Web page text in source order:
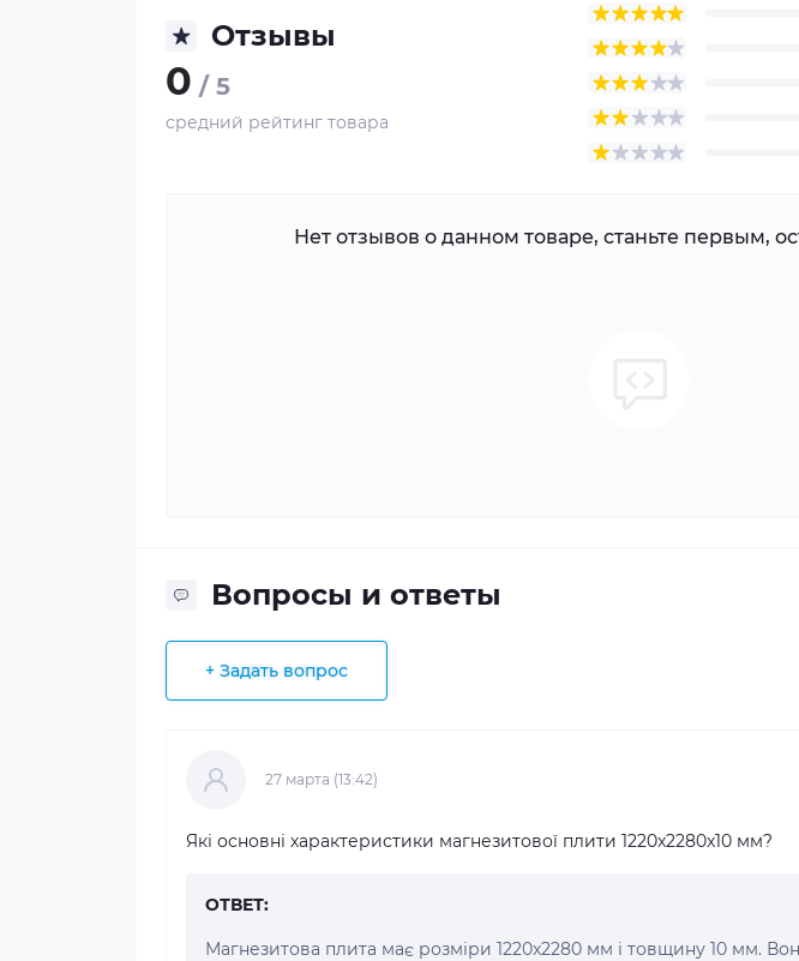
Отзывы
0 / 5
средний рейтинг товара
Нет отзывов о данном товаре, станьте первым,
Вопросы и ответы
+ Задать вопрос
27 марта (13:42)
Які основні характеристики магнезитової плити 1220x2280x10 мм?
ОТВЕТ:
Магнезитова плита має розміри 1220x2280 мм і товщину 10 мм.